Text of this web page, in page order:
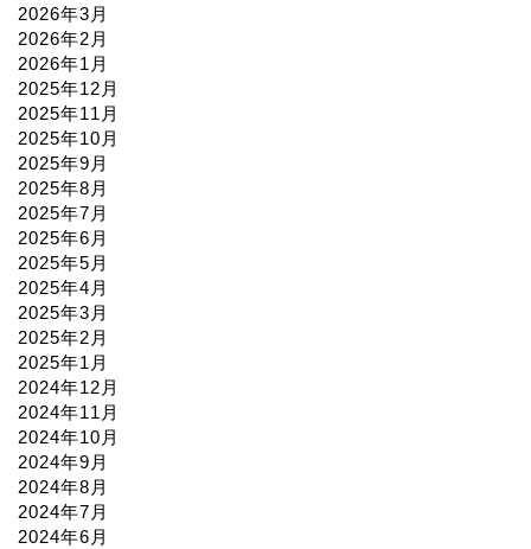
2026年3月
2026年2月
2026年1月
2025年12月
2025年11月
2025年10月
2025年9月
2025年8月
2025年7月
2025年6月
2025年5月
2025年4月
2025年3月
2025年2月
2025年1月
2024年12月
2024年11月
2024年10月
2024年9月
2024年8月
2024年7月
2024年6月